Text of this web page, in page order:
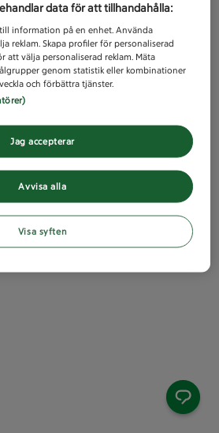
data för att tillhandahålla:
information på en enhet. Använda
reklam. Skapa profiler för personaliserad
att välja personaliserad reklam. Mäta
genom statistik eller kombinationer
och förbättra tjänster.
Avvisa alla
Jag accepterar
Visa syften